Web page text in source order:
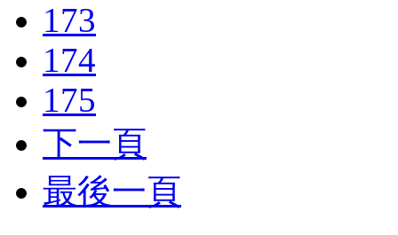
173
174
175
下一頁
最後一頁